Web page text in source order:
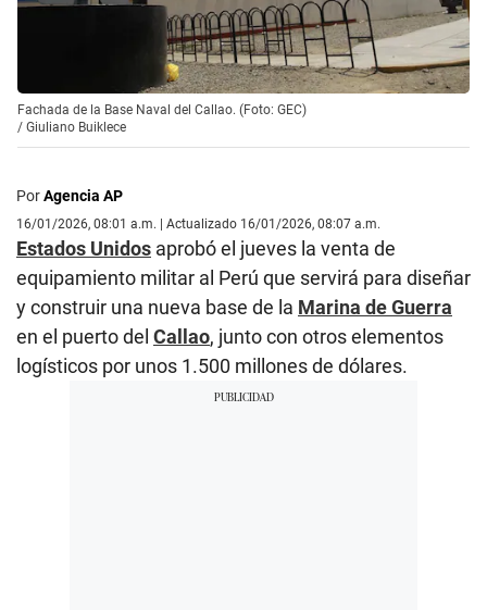
Fachada de la Base Naval del Callao. (Foto: GEC)
/ Giuliano Buiklece
PorAgencia AP
16/01/2026, 08:01 a.m. | Actualizado 16/01/2026, 08:07 a.m.
Estados Unidos aprobó el jueves la venta de
equipamiento militar al Perú que servirá para diseñar
y construir una nueva base de la Marina de Guerra
en el puerto del Callao, junto con otros elementos
logísticos por unos 1.500 millones de dólares.